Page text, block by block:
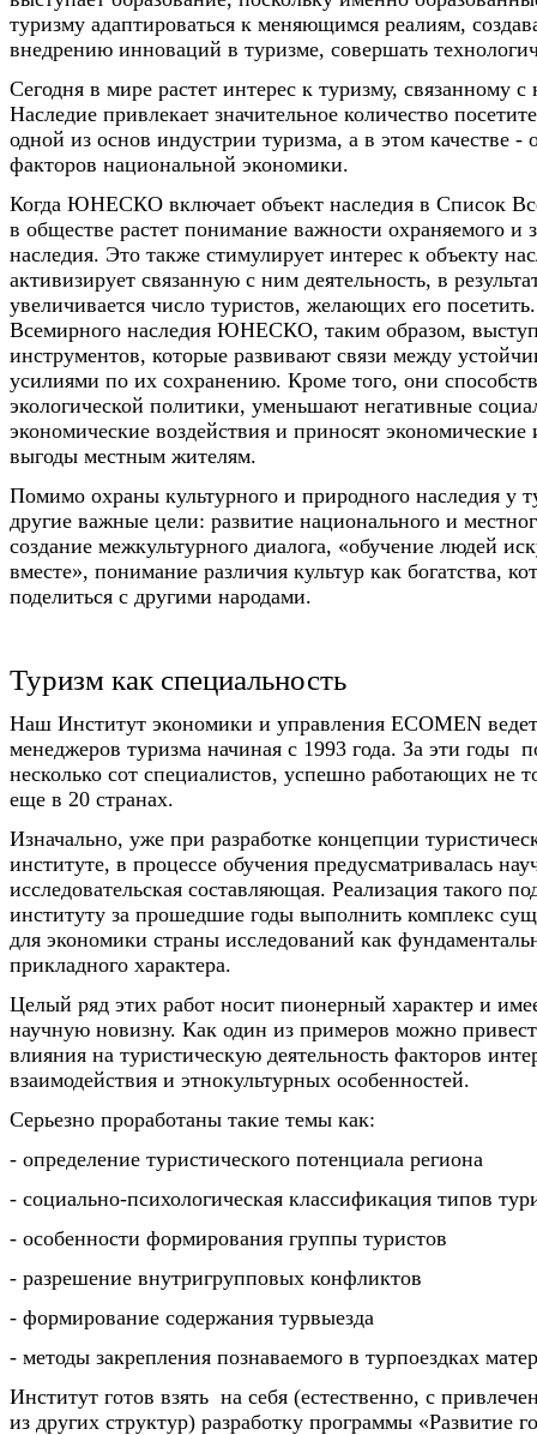
туризму адаптироваться к меняющимся реалиям,
внедрению инноваций в туризме, совершать
Сегодня в мире растет интерес к туризму, связанному с
Наследие привлекает значительное количество
одной из основ индустрии туризма, а в этом качестве
факторов национальной экономики.
Когда ЮНЕСКО включает объект наследия в Список
в обществе растет понимание важности охраняемого и
наследия. Это также стимулирует интерес к объекту
активизирует связанную с ним деятельность, в
увеличивается число туристов, желающих его
Всемирного наследия ЮНЕСКО, таким образом,
инструментов, которые развивают связи между
усилиями по их сохранению. Кроме того, они
экологической политики, уменьшают негативные
экономические воздействия и приносят
выгоды местным жителям.
Помимо охраны культурного и природного наследия у
другие важные цели: развитие национального и
создание межкультурного диалога, «обучение людей
вместе», понимание различия культур как богатства,
поделиться с другими народами.
Туризм как специальность
Наш Институт экономики и управления ECOMEN
менеджеров туризма начиная с 1993 года. За эти годы
несколько сот специалистов, успешно работающих не
еще в 20 странах.
Изначально, уже при разработке концепции
институте, в процессе обучения предусматривалась
исследовательская составляющая. Реализация такого
институту за прошедшие годы выполнить комплекс
для экономики страны исследований как
прикладного характера.
Целый ряд этих работ носит пионерный характер и
научную новизну. Как один из примеров можно
влияния на туристическую деятельность факторов
взаимодействия и этнокультурных особенностей.
Серьезно проработаны такие темы как:
- определение туристического потенциала региона
- социально-психологическая классификация типов
- особенности формирования группы туристов
- разрешение внутригрупповых конфликтов
- формирование содержания турвыезда
- методы закрепления познаваемого в турпоездках
Институт готов взять на себя (естественно, с
из других структур) разработку программы «Развитие